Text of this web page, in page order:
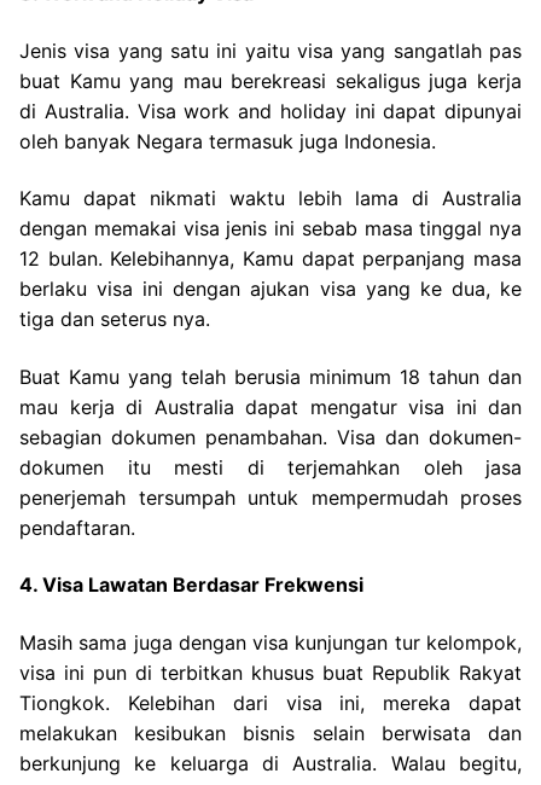
Jenis visa yang satu ini yaitu visa yang sangatlah pas
buat Kamu yang mau berekreasi sekaligus juga kerja
di Australia. Visa work and holiday ini dapat dipunyai
oleh banyak Negara termasuk juga Indonesia.
Kamu dapat nikmati waktu lebih lama di Australia
dengan memakai visa jenis ini sebab masa tinggal nya
12 bulan. Kelebihannya, Kamu dapat perpanjang masa
berlaku visa ini dengan ajukan visa yang ke dua, ke
tiga dan seterus nya.
Buat Kamu yang telah berusia minimum 18 tahun dan
mau kerja di Australia dapat mengatur visa ini dan
sebagian dokumen penambahan. Visa dan dokumen-
dokumen itu mesti di terjemahkan oleh jasa
penerjemah tersumpah untuk mempermudah proses
pendaftaran.
4. Visa Lawatan Berdasar Frekwensi
Masih sama juga dengan visa kunjungan tur kelompok,
visa ini pun di terbitkan khusus buat Republik Rakyat
Tiongkok. Kelebihan dari visa ini, mereka dapat
melakukan kesibukan bisnis selain berwisata dan
berkunjung ke keluarga di Australia. Walau begitu,